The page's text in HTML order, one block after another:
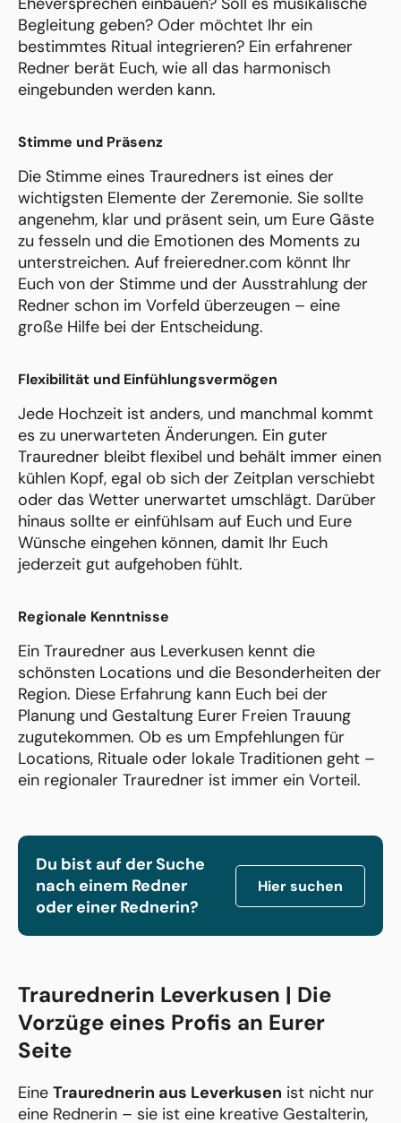
Begleitung geben? Oder möchtet Ihr ein
bestimmtes Ritual integrieren? Ein erfahrener
Redner berät Euch, wie all das harmonisch
eingebunden werden kann.
Stimme und Präsenz
Die Stimme eines Trauredners ist eines der
wichtigsten Elemente der Zeremonie. Sie sollte
angenehm, klar und präsent sein, um Eure Gäste
zu fesseln und die Emotionen des Moments zu
unterstreichen. Auf freieredner.com könnt Ihr
Euch von der Stimme und der Ausstrahlung der
Redner schon im Vorfeld überzeugen – eine
große Hilfe bei der Entscheidung.
Flexibilität und Einfühlungsvermögen
Jede Hochzeit ist anders, und manchmal kommt
es zu unerwarteten Änderungen. Ein guter
Trauredner bleibt flexibel und behält immer einen
kühlen Kopf, egal ob sich der Zeitplan verschiebt
oder das Wetter unerwartet umschlägt. Darüber
hinaus sollte er einfühlsam auf Euch und Eure
Wünsche eingehen können, damit Ihr Euch
jederzeit gut aufgehoben fühlt.
Regionale Kenntnisse
Ein Trauredner aus Leverkusen kennt die
schönsten Locations und die Besonderheiten der
Region. Diese Erfahrung kann Euch bei der
Planung und Gestaltung Eurer Freien Trauung
zugutekommen. Ob es um Empfehlungen für
Locations, Rituale oder lokale Traditionen geht –
ein regionaler Trauredner ist immer ein Vorteil.
Du bist auf der Suche
nach einem Redner
oder einer Rednerin?
Hier suchen
Traurednerin Leverkusen | Die
Vorzüge eines Profis an Eurer
Seite
Eine Traurednerin aus Leverkusen ist nicht nur
eine Rednerin – sie ist eine kreative Gestalterin,